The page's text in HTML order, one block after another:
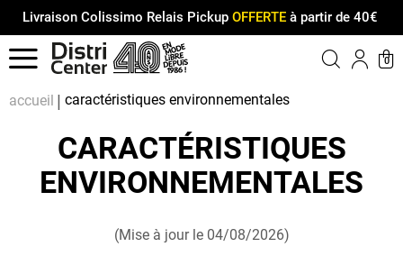
Livraison Colissimo Relais Pickup OFFERTEà partir de 40€
Menu
0
accueil caractéristiques environnementales
CARACTÉRISTIQUES
ENVIRONNEMENTALES
(Mise à jour le 04/08/2026)